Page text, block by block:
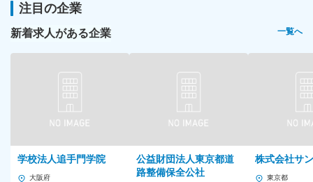
注目の企業
新着求人がある企業 一覧へ
学校法人追手門学院
大阪府
公益財団法人東京都道
路整備保全公社
株式会社サ
東京都